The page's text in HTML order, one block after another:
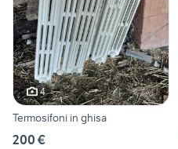
4
Termosifoni in ghisa
200 €